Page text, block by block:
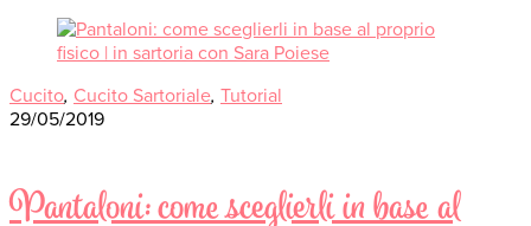
Cucito, Cucito Sartoriale, Tutorial
29/05/2019
Pantaloni: come sceglierli in base al